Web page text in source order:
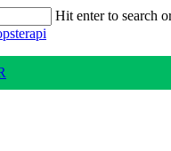
Hit enter to search